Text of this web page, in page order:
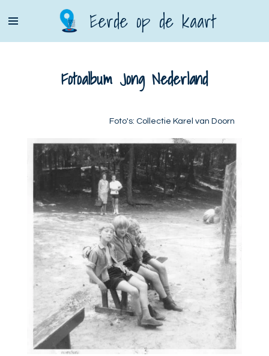
direct
naar
hoofdinhoud
Eerde op de kaart
Fotoalbum Jong Nederland
Foto's: Collectie Karel van Doorn